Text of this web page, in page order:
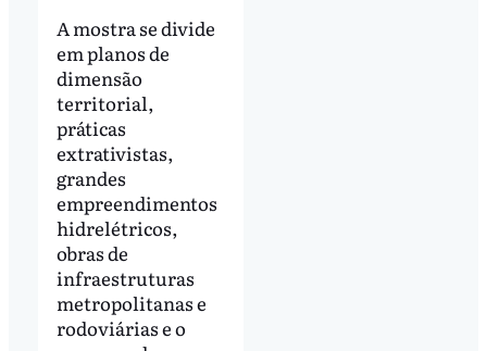
A mostra se divide
em planos de
dimensão
territorial,
práticas
extrativistas,
grandes
empreendimentos
hidrelétricos,
obras de
infraestruturas
metropolitanas e
rodoviárias e o